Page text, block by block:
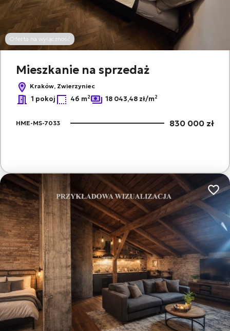
Oferta na wyłączność
Mieszkanie na sprzedaż
Kraków, Zwierzyniec
1 pokoj 46 m2 18 043,48 zł/m2
HME-MS-7033 830 000 zł